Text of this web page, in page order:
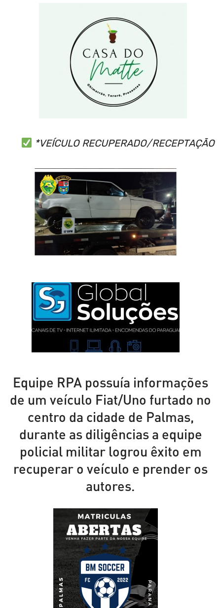
*VEÍCULO RECUPERADO/RECEPTAÇÃO
Equipe RPA possuía informações
de um veículo Fiat/Uno furtado no
centro da cidade de Palmas,
durante as diligências a equipe
policial militar logrou êxito em
recuperar o veículo e prender os
autores.